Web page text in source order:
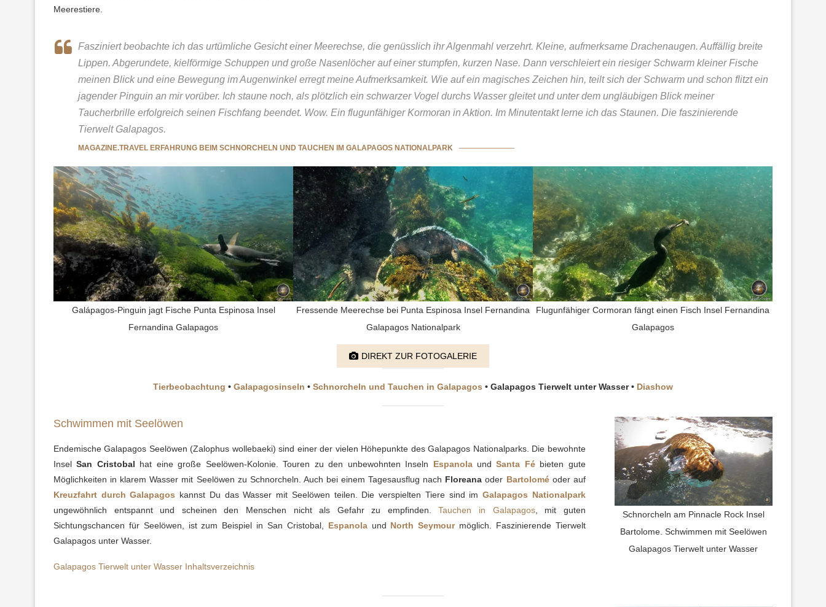
Meerestiere.
Fasziniert beobachte ich das urtümliche Gesicht einer Meerechse, die genüsslich ihr Algenmahl verzehrt. Kleine, aufmerksame Drachenaugen. Auffällig breite
Lippen. Abgerundete, kielförmige Schuppen und große Nasenlöcher auf einer stumpfen, kurzen Nase. Dann verschleiert ein riesiger Schwarm kleiner Fische
meinen Blick und eine Bewegung im Augenwinkel erregt meine Aufmerksamkeit. Wie auf ein magisches Zeichen hin, teilt sich der Schwarm und schon flitzt ein
jagender Pinguin an mir vorüber. Ich staune noch, als plötzlich ein schwarzer Vogel durchs Wasser gleitet und unter dem ungläubigen Blick meiner
Taucherbrille erfolgreich seinen Fischfang beendet. Wow. Ein flugunfähiger Kormoran in Aktion. Im Minutentakt lerne ich das Staunen. Die faszinierende
Tierwelt Galapagos.
MAGAZINE.TRAVEL ERFAHRUNG BEIM SCHNORCHELN UND TAUCHEN IM GALAPAGOS NATIONALPARK
Galápagos-Pinguin jagt Fische Punta Espinosa Insel
Fernandina Galapagos
Fressende Meerechse bei Punta Espinosa Insel Fernandina
Galapagos Nationalpark
Flugunfähiger Cormoran fängt einen Fisch Insel Fernandina
Galapagos
DIREKT ZUR FOTOGALERIE
Tierbeobachtung • Galapagosinseln • Schnorcheln und Tauchen in Galapagos • Galapagos Tierwelt unter Wasser • Diashow
Schwimmen mit Seelöwen
Endemische Galapagos Seelöwen (Zalophus wollebaeki) sind einer der vielen Höhepunkte des Galapagos Nationalparks. Die bewohnte
InselSan Cristobal hat eine große Seelöwen-Kolonie. Touren zu den unbewohnten Inseln EspanolaundSanta Fébieten gute
Möglichkeiten in klarem Wasser mit Seelöwen zu Schnorcheln. Auch bei einem Tagesausflug nach Floreana oder Bartoloméoder auf
Kreuzfahrt durch Galapagos kannst Du das Wasser mit Seelöwen teilen. Die verspielten Tiere sind imGalapagos Nationalpark
ungewöhnlich entspannt und scheinen den Menschen nicht als Gefahr zu empfinden.Tauchen in Galapagos, mit guten
Sichtungschancen für Seelöwen, ist zum Beispiel in San Cristobal, Espanolaund North Seymourmöglich. Faszinierende Tierwelt
Galapagos unter Wasser.
Galapagos Tierwelt unter Wasser Inhaltsverzeichnis
Schnorcheln am Pinnacle Rock Insel
Bartolome. Schwimmen mit Seelöwen
Galapagos Tierwelt unter Wasser